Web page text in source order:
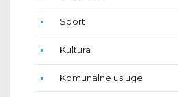
Sport
Kultura
Komunalne usluge